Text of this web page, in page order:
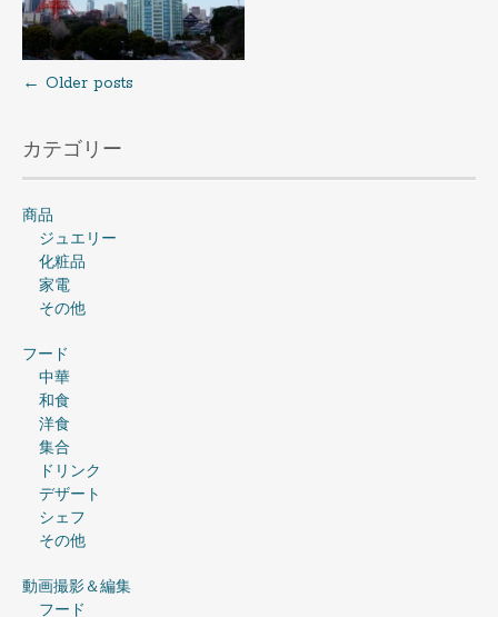
Posts
navigation
← Older posts
カテゴリー
商品
ジュエリー
化粧品
家電
その他
フード
中華
和食
洋食
集合
ドリンク
デザート
シェフ
その他
動画撮影＆編集
フード